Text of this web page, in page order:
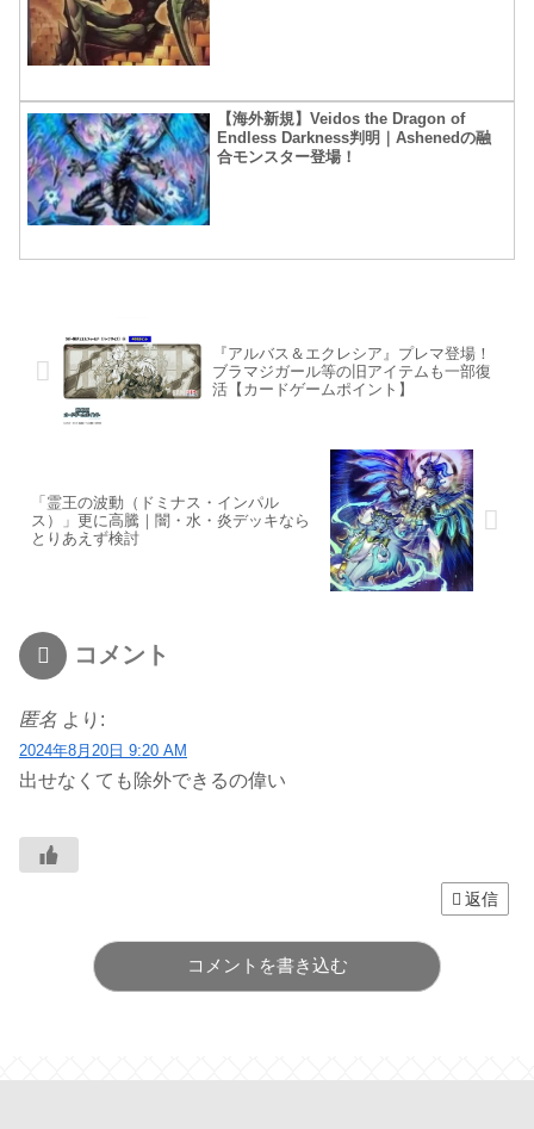
【海外新規】Veidos the Dragon of
Endless Darkness判明｜Ashenedの融
合モンスター登場！
『アルバス＆エクレシア』プレマ登場！
ブラマジガール等の旧アイテムも一部復
活【カードゲームポイント】
「霊王の波動（ドミナス・インパル
ス）」更に高騰｜闇・水・炎デッキなら
とりあえず検討
コメント
匿名 より:
2024年8月20日 9:20 AM
出せなくても除外できるの偉い
返信
コメントを書き込む